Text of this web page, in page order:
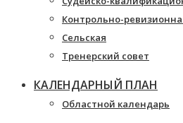
Контрольно-
Сельская
Тренерский совет
КАЛЕНДАРНЫЙ ПЛАН
Областной календарь